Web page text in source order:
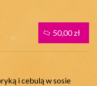
i cebulą w sosie